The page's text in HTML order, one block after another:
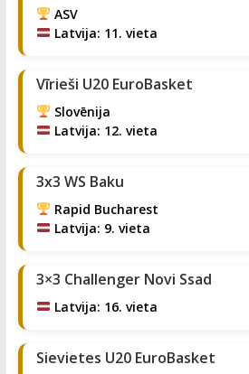
ASV
Latvija: 11. vieta
Vīrieši U20 EuroBasket
Slovēnija
Latvija: 12. vieta
3x3 WS Baku
Rapid Bucharest
Latvija: 9. vieta
3×3 Challenger Novi Ssad
Latvija: 16. vieta
Sievietes U20 EuroBasket